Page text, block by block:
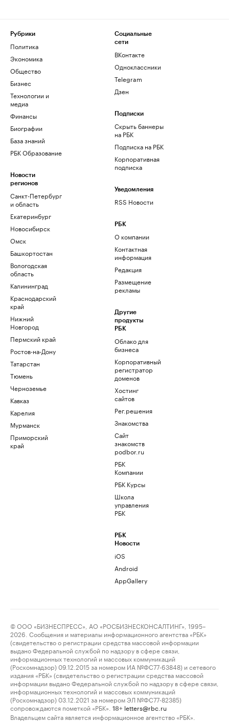
Рубрики
Политика
Экономика
Общество
Бизнес
Технологии и
медиа
Финансы
Биографии
База знаний
РБК Образование
Новости
регионов
Санкт-Петербург
и область
Екатеринбург
Новосибирск
Омск
Башкортостан
Вологодская
область
Калининград
Краснодарский
край
Нижний
Новгород
Пермский край
Ростов-на-Дону
Татарстан
Тюмень
Черноземье
Кавказ
Карелия
Мурманск
Приморский
край
Социальные
сети
ВКонтакте
Одноклассники
Telegram
Дзен
Подписки
Скрыть баннеры
на РБК
Подписка на РБК
Корпоративная
подписка
Уведомления
RSS Новости
РБК
О компании
Контактная
информация
Редакция
Размещение
рекламы
Другие
продукты
РБК
Облако для
бизнеса
Корпоративный
регистратор
доменов
Хостинг
сайтов
Рег.решения
Знакомства
Сайт
знакомств
podbor.ru
РБК
Компании
РБК Курсы
Школа
управления
РБК
РБК
Новости
iOS
Android
AppGallery
© ООО «БИЗНЕСПРЕСС», АО «РОСБИЗНЕСКОНСАЛТИНГ», 1995–
2026. Сообщения и материалы информационного агентства «РБК»
(свидетельство о регистрации средства массовой информации
выдано Федеральной службой по надзору в сфере связи,
информационных технологий и массовых коммуникаций
(Роскомнадзор) 09.12.2015 за номером ИА №ФС77-63848) и сетевого
издания «РБК» (свидетельство о регистрации средства массовой
информации выдано Федеральной службой по надзору в сфере связи,
информационных технологий и массовых коммуникаций
(Роскомнадзор) 03.12.2021 за номером ЭЛ №ФС77-82385)
сопровождаются пометкой «РБК».
18+ letters@rbc.ru
Владельцем сайта является информационное агентство «РБК».